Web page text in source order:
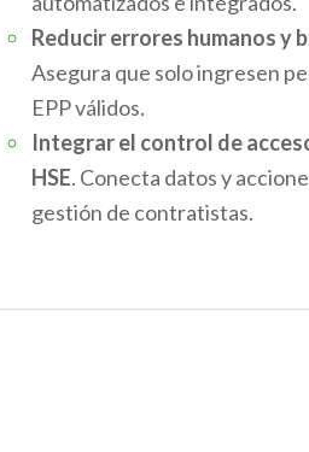
Reducir errores humanos y
Asegura que solo ingresen
EPP válidos.
Integrar el control de
HSE. Conecta datos y
gestión de contratistas.